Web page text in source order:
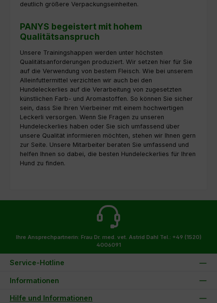
deutlich größere Verpackungseinheiten.
PANYS begeistert mit hohem
Qualitätsanspruch
Unsere Trainingshappen werden unter höchsten
Qualitätsanforderungen produziert. Wir setzen hier für Sie
auf die Verwendung von bestem Fleisch. Wie bei unserem
Alleinfuttermittel verzichten wir auch bei den
Hundeleckerlies auf die Verarbeitung von zugesetzten
künstlichen Farb- und Aromastoffen. So können Sie sicher
sein, dass Sie Ihren Vierbeiner mit einem hochwertigen
Leckerli versorgen. Wenn Sie Fragen zu unseren
Hundeleckerlies haben oder Sie sich umfassend über
unsere Qualität informieren möchten, stehen wir Ihnen gern
zur Seite. Unsere Mitarbeiter beraten Sie umfassend und
helfen Ihnen so dabei, die besten Hundeleckerlies für Ihren
Hund zu finden.
Ihre Ansprechpartnerin: Frau Dr. med. vet. Astrid Dahl Tel.: +49 (1520)
4006091
Service-Hotline
Informationen
Hilfe und Informationen